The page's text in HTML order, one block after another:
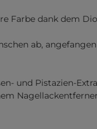
Farbe dank dem
ab,
und Pistazien-